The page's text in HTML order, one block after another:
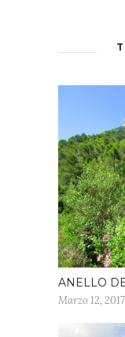
ANELLO
Marzo 12, 2017